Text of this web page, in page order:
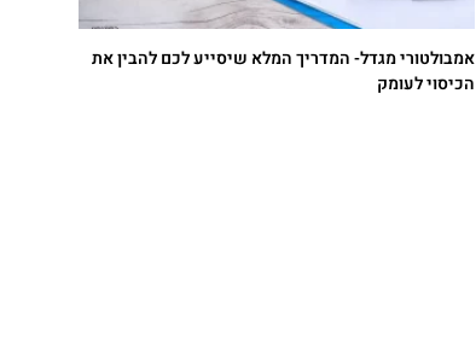
אמבולטורי מגדל- המדריך המלא שיסייע לכם להבין את
הכיסוי לעומק